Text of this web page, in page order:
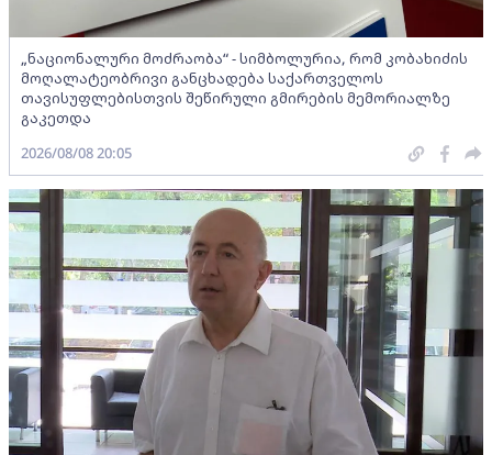
„ნაციონალური მოძრაობა“ - სიმბოლურია, რომ კობახიძის
მოღალატეობრივი განცხადება საქართველოს
თავისუფლებისთვის შეწირული გმირების მემორიალზე
გაკეთდა
2026/08/08 20:05